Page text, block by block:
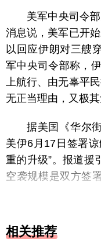
美军中央司令
消息说，美军已开
以回应伊朗对三艘
军中央司令部称，
上航行、由无辜平
无正当理由，又极
据美国《华尔
美伊6月17日签署
重的升级”。报道援
空袭规模是双方签
轮打击，击中超过
相关推荐